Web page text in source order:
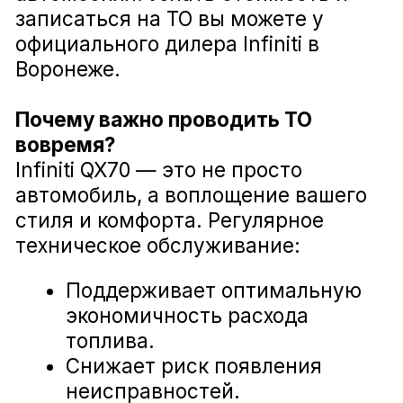
Диагностика ходовой части Infiniti QX70